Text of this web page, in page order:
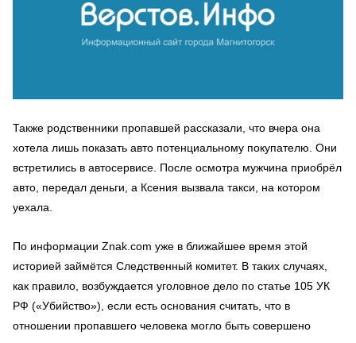
Также родственники пропавшей рассказали, что вчера она
хотела лишь показать авто потенциальному покупателю. Они
встретились в автосервисе. После осмотра мужчина приобрёл
авто, передал деньги, а Ксения вызвала такси, на котором
уехала.
По информации Znak.com уже в ближайшее время этой
историей займётся Следственный комитет. В таких случаях,
как правило, возбуждается уголовное дело по статье 105 УК
РФ («Убийство»), если есть основания считать, что в
отношении пропавшего человека могло быть совершено